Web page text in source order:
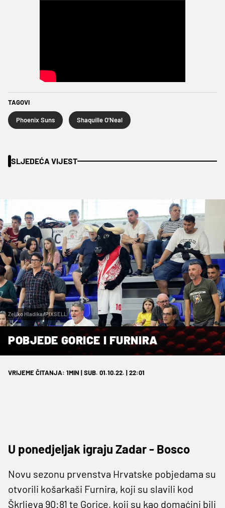
TAGOVI
Phoenix Suns Shaquille O'Neal
SLJEDEĆA VIJEST
Zeljko Hladika/PIXSELL
POBJEDE GORICE I FURNIRA
VRIJEME ČITANJA: 1MIN | SUB. 01.10.22. | 22:01
U ponedjeljak igraju Zadar - Bosco
Novu sezonu prvenstva Hrvatske pobjedama su
otvorili košarkaši Furnira, koji su slavili kod
Škrljeva 90:81 te Gorice, koji su kao domaćini bili